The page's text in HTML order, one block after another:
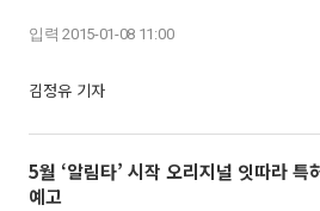
입력 2015-01-08 11:00
김정유 기자
5월 ‘알림타’ 시작 오리지널 잇따라
예고